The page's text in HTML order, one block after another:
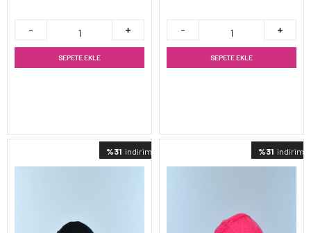
SEPETE EKLE SEPETE EKLE
%31 indirimli %31 indirimli